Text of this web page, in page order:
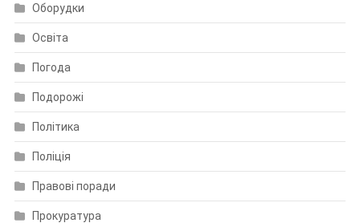
Оборудки
Освіта
Погода
Подорожі
Політика
Поліція
Правові поради
Прокуратура